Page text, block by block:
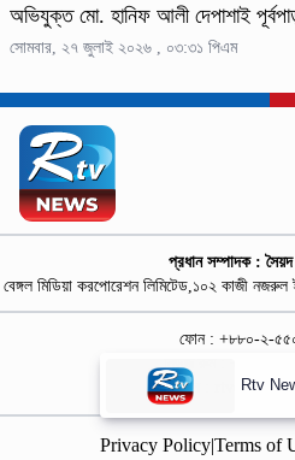
অভিযুক্ত মো. হানিফ আলী দেপাশাই
সোমবার, ২৭ জুলাই ২০২৬ , ০৩:৩১ পিএম
প্রধান সম্পাদক :
বেঙ্গল মিডিয়া করপোরেশন লিমিটেড,১০২ কাজী
ফোন : +৮৮০-২-
বিজ্ঞাপন :
Privacy Policy|Terms of
Rtv